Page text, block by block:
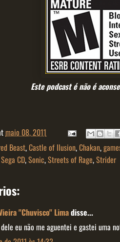
Este podcast é não é
maio 08, 2011
Beast,Castle of Ilusion,Chakan,
Sega CD,Sonic,Streets of Rage,Strider
"Chuvisco" Limadisse...
eu não me aguentei e gastei uma